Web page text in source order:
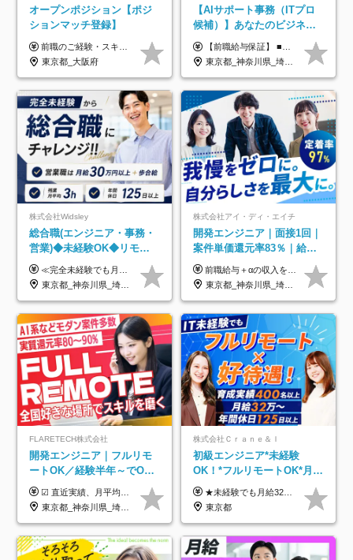
オープンポジション【ポジ
ションマッチ登録】
前職のご経験・スキル等を考慮して決定します。
東京都_大阪府
【AIサポート事務（ITプロ
候補）】あなたのビジネス
経験をAI業界で活かす◆IT
未経験OK◆目指せるコンサ
ル
【前職給与保証】 ■未経験者： 月給30万円～35万円 ■ローキャリア（経験目安1年程度）： 月給35万円～40万円 ■経験者（経験目安3年以上）： 月給40万円～60万円 ■即戦力（経験目安5年以上）： 月給45万円～80万円 ※上記金額には固定残業代30時間分 【未経験者5万5000円～7万3000円、 ローキャリア6万4000円～7万3000円、 経験者5万8000円～10万9000円、 即戦力8万2000円～14万5000円】を含みます。 ※30時間を超える場合は追加で全額支給します。 ※経験・能力・前職給与などを総合的に評価したうえでご納得いただけるよう個別決定。 未経験者の場合、前職給与とポテンシャルを査定のうえ決定いたします。 ※日本国内でのIT業界経験、または同等の実務経験と能力に応じて決定します。 ※前職給与は日本円かつ、日本国内での実績に基づき評価します。 【納得の評価システム】 ★クォーター毎に査定する評価制度導入！ 明確な評価基準で翌年度年収を上げましょう！ ★評価対象期間に在籍中のほとんどの社員が昇給し 年収アップを実現しています！ ★様々なインセンティブ制度を用意し多角的に正当評価しています！ ※試用期間6カ月（期間中の待遇等に差異なし）
東京都_神奈川県_埼玉県_千葉県
株式会社Widsley
総合職(エンジニア・事務・
営業)◆未経験OK◆リモー
トあり◆残業月3h◆服装髪
型自由
≪完全未経験でも月給40万円以上も可能です！≫ -------------- 【1】ITエンジニア 月給26万円～50万円＋プロジェクト手当＋資格手当 【2】IT事務、営業事務 月給26万円～50万円＋プロジェクト手当＋資格手当 ≪【1】【2】共通≫ ★上記給与には固定残業代20時間分(月3万719円～)を含みます。残業が超過した場合は、追加支給します(残業は月平均3時間とほぼ発生しません。残業がなくても、固定残業代は支給されます) ★試用期間6ヵ月あり（期間中は月給23万1000円～。固定残業代20時間分3万719円～を含む／超過分は別途支給） -------------- 【3】SES営業、SaaS営業 月給30万円以上＋インセンティブ＋各種手当 ★上記給与には固定残業代45時間分(月7万6967円～)を含みます。残業が超過した場合は、追加支給します(残業は月平均3時間とほぼ発生しません。残業がなくても、固定残業代は支給されます) ★試用期間6ヵ月あり(期間中も給与や福利厚生は同じです)
東京都_神奈川県_埼玉県_千葉県_大阪府_愛知県_北海道_青森県_岩手県_宮城県_秋田県_山形県_福島県_茨城県_栃木県_群馬県_新潟県_山梨県_長野県_富山県_石川県_福井県_静岡県_岐阜県_三重県_兵庫県_京都府_滋賀県_奈良県_和歌山県_広島県_岡山県_鳥取県_島根県_山口県_徳島県_香川県_愛媛県_高知県_福岡県_熊本県_佐賀県_長崎県_大分県_宮崎県_鹿児島県_沖縄県
株式会社アイ・ディ・エイチ
開発エンジニア｜面接1回｜
案件単価還元率83％｜給与
UP保証｜年休140日｜在宅
利用率9割｜独立支援・副業
制度
前職給与＋αの収入を保証 月給42万円～120万円＋各種手当＋賞与 給与基準が明確かつ高還元です。 一人ひとりが安定した環境のもと、長く活躍できる職場を目指しています。 ※平均年収650万円 ・還元率83％ ・各種手当について 職能手当／職務手当／資格手当／営業手当 など ※前職での経験・能力、給与などを考慮の上、当社規定により優遇いたします ※試用期間あり（3ヶ月／期間中の条件に変動はありません） ※上記金額には固定残業代（78,948円～225,564円/月30時間分）を含みます 超過分は別途全額支給いたします ・年収UPを保証 過去には転職時に〈年収200万円UP〉したエンジニアも在籍しています。入社時だけでなく、入社後も安心の給与水準で働ける環境です。キャリアや技術力が正当に評価されていないと感じていたら、一度面接でお話ししましょう！ 当社では管理職の人数は最低限にし、無駄な管理をしません。その費用削減分を社員の給与に還元しています！
東京都_神奈川県_埼玉県_千葉県_大阪府_愛知県_北海道_青森県_岩手県_宮城県_秋田県_山形県_福島県_茨城県_栃木県_群馬県_新潟県_山梨県_長野県_富山県_石川県_福井県_静岡県_岐阜県_三重県_兵庫県_京都府_滋賀県_奈良県_和歌山県_広島県_岡山県_鳥取県_島根県_山口県_徳島県_香川県_愛媛県_高知県_福岡県_熊本県_佐賀県_長崎県_大分県_宮崎県_鹿児島県_沖縄県
FLARETECH株式会社
開発エンジニア｜フルリモ
ートOK／経験半年～でOK
／実質還元率80～90%／前
給保証／AI系など最先端案
件多数
☑︎ 直近実績、月平均17,000円の昇給 ☑︎ 前職給与100%保証 ☑︎ 実質還元率80～90% ☑︎ 待機時も給与は満額支給 月給35万円～70万円＋交通費など各種手当 ※想定年収：4,200,000円～10,560,000円 ※経験・能力等を考慮の上で決定します。 ※上記金額には、みなし残業手当（50時間分・104,000円～212,000円）を含みます。超過分は別途追加支給します。 ┗残業時間は月平均10時間、多い時でも20時間程度と安定しております ★単価連動型の給与体系ではないため、万が一待機になってもその間の給与は満額支給しています。 ＜1年間の昇給事例をご紹介！＞ ・20代/フロントエンドエンジニア：月給274,000円→月給362,000円（＋88,000円/月） ・20代/iOSエンジニア：月給237,000円→月給287,000円（＋50,000円/月） ・20代/Androidエンジニア：月給316,000円→月給374,000円（＋58,000円/月） ・30代/Javaエンジニア（上流）：月給340,000円→月給418,000円（＋78,000円/月） ・30代/PMO：月給340,000円→月給418,000円（＋78,000円/月）
東京都_神奈川県_埼玉県_千葉県_大阪府_愛知県_北海道_青森県_岩手県_宮城県_秋田県_山形県_福島県_茨城県_栃木県_群馬県_新潟県_山梨県_長野県_富山県_石川県_福井県_静岡県_岐阜県_三重県_兵庫県_京都府_滋賀県_奈良県_和歌山県_広島県_岡山県_鳥取県_島根県_山口県_徳島県_香川県_愛媛県_高知県_福岡県_熊本県_佐賀県_長崎県_大分県_宮崎県_鹿児島県_沖縄県
株式会社Ｃｒａｎｅ＆Ｉ
初級エンジニア*未経験
OK！*フルリモートOK*月給
32万～*残業月9.8h*1ヶ月の
研修*資格取得率100％
★未経験でも月給32万円スタート★ 月収32万円～35万円＋各種手当（資格手当だけで毎月15万の上乗せ実績あり！） ★資格手当豊富！1資格につき最大3万円支給 ★功績手当の導入で、毎月のお給与に上乗せで最大10万円支給している社員も！ ★1回の昇級で年収数十万UPも可 ★ゆくゆくは年収1000万以上も目指せる 年俸384万円～1,162万8,000円（12分割） ※経験・スキルを考慮の上決定します ※上記金額には固定残業代（月30h分・60,800円～66,500円）を含みます ※超過分は別途全額支給します ※試用期間2ヶ月間あり（その他待遇に差異はありません）
東京都